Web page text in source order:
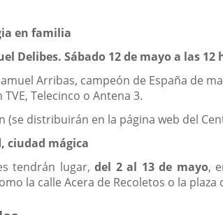
en familia
Delibes. Sábado 12 de mayo a las 12
Arribas, campeón de España de
Telecinco o Antena 3.
(se distribuirán en la página web del
ciudad mágica
tendrán lugar,del 2 al 13 de mayo,
la calle Acera de Recoletos o la plaza